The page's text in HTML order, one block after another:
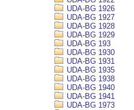
UDA-BG 1926
UDA-BG 1927
UDA-BG 1928
UDA-BG 1929
UDA-BG 193
UDA-BG 1930
UDA-BG 1931
UDA-BG 1935
UDA-BG 1938
UDA-BG 1940
UDA-BG 1941
UDA-BG 1973